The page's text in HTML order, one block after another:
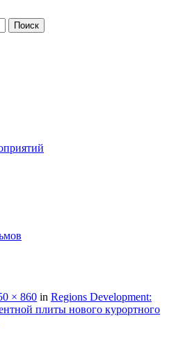
× 860 in Regions Development:
плиты нового курортного